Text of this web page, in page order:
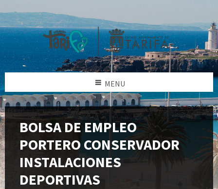
MENU
BOLSA DE EMPLEO
PORTERO CONSERVADOR
INSTALACIONES
DEPORTIVAS